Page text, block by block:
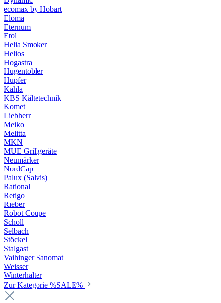
ecomax by Hobart
Eloma
Eternum
Etol
Helia Smoker
Helios
Hogastra
Hugentobler
Hupfer
Kahla
KBS Kältetechnik
Komet
Liebherr
Meiko
Melitta
MKN
MUE Grillgeräte
Neumärker
NordCap
Palux (Salvis)
Rational
Retigo
Rieber
Robot Coupe
Scholl
Selbach
Stöckel
Stalgast
Vaihinger Sanomat
Weisser
Winterhalter
Zur Kategorie %SALE%